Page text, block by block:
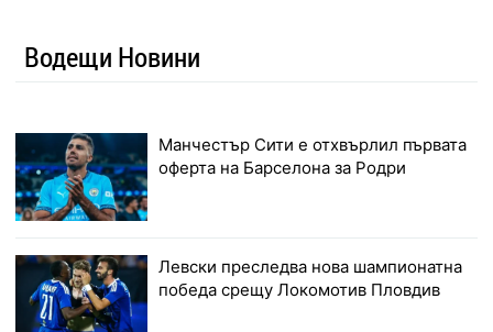
Водещи Новини
Манчестър Сити е отхвърлил първата
оферта на Барселона за Родри
Левски преследва нова шампионатна
победа срещу Локомотив Пловдив